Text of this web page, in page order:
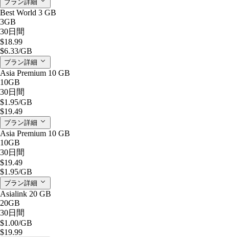
プラン詳細
Best World 3 GB
3GB
30日間
$18.99
$6.33/GB
プラン詳細
Asia Premium 10 GB
10GB
30日間
$1.95/GB
$19.49
プラン詳細
Asia Premium 10 GB
10GB
30日間
$19.49
$1.95/GB
プラン詳細
Asialink 20 GB
20GB
30日間
$1.00/GB
$19.99